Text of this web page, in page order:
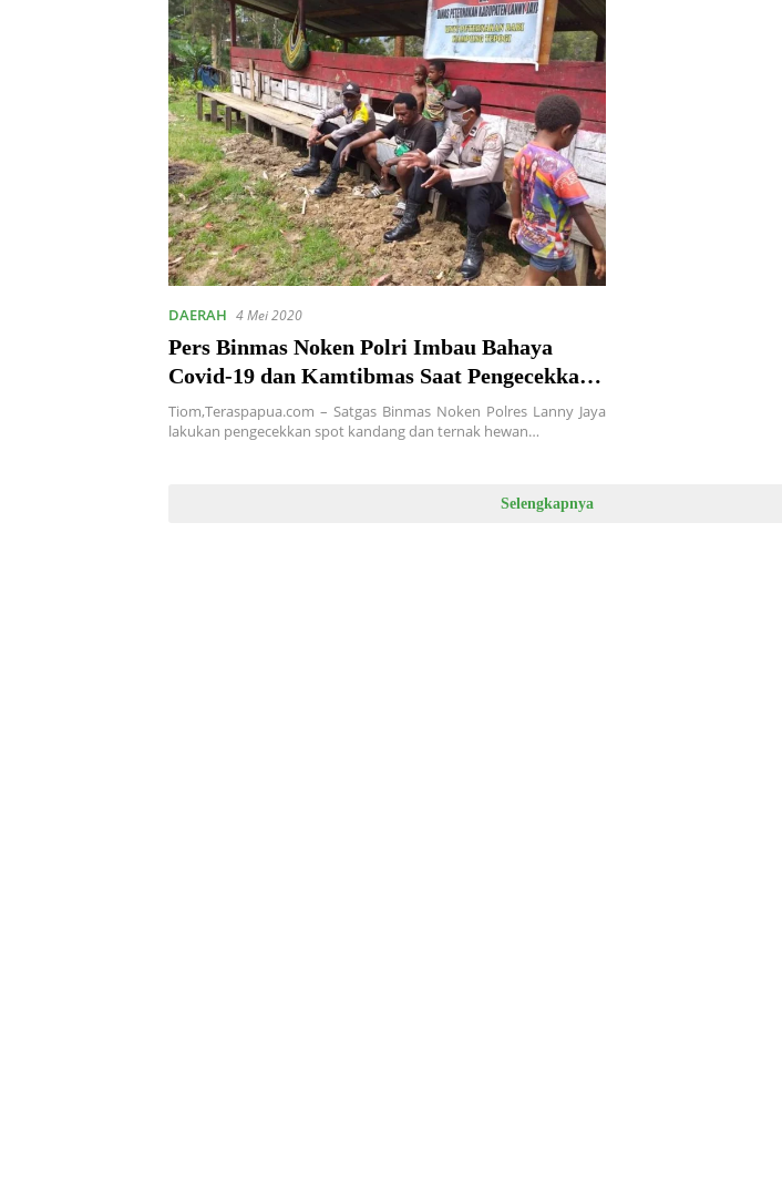
DAERAH 4 Mei 2020
Pers Binmas Noken Polri Imbau Bahaya
Covid-19 dan Kamtibmas Saat Pengecekkan
Spot Ternak Binaan
Tiom,Teraspapua.com – Satgas Binmas Noken Polres Lanny Jaya
lakukan pengecekkan spot kandang dan ternak hewan…
Selengkapnya